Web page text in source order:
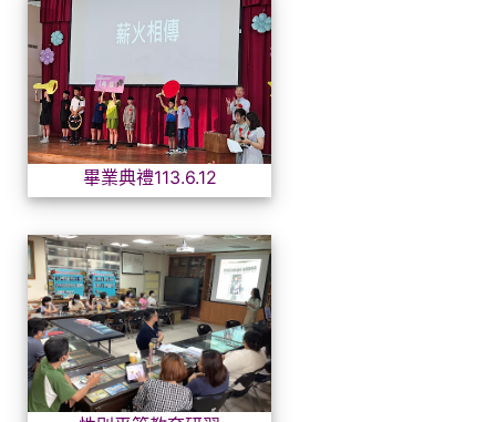
畢業典禮113.6.12
性別平等教育研習1130619